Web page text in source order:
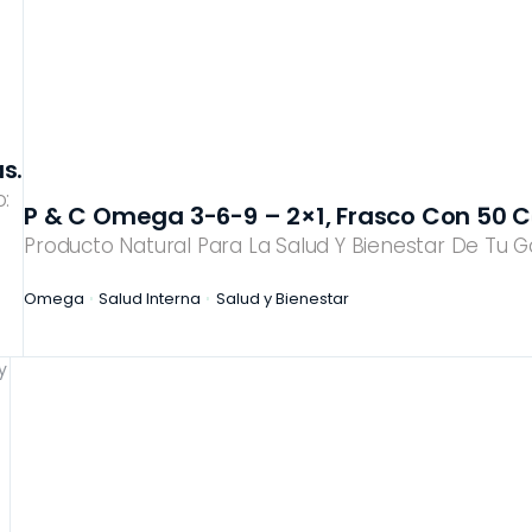
Producto Natural Para La Salud Y Bienestar De Tu
P & C Omega 3-6-9 – 2×1, Frasco Con 50
Omega Salud Interna Salud y Bienestar